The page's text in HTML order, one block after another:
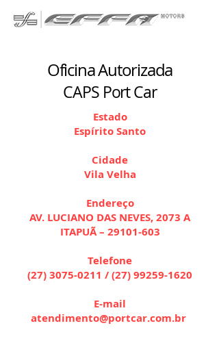
Oficina Autorizada
CAPS Port Car
Estado
Espírito Santo
Cidade
Vila Velha
Endereço
AV. LUCIANO DAS NEVES, 2073 A
ITAPUÃ – 29101-603
Telefone
(27) 3075-0211 /(27) 99259-1620
E-mail
atendimento@portcar.com.br